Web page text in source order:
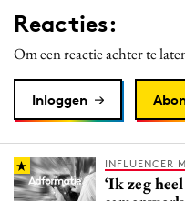
Merkstrategie
PR
Purpose Marketing
Reputatie & crisis
Reacties:
Om een reactie achter te
Inloggen
INFLUENCER
‘Ik zeg